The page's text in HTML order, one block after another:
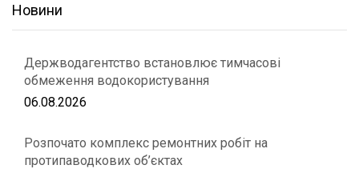
Новини
Держводагентство встановлює тимчасові
обмеження водокористування
06.08.2026
Розпочато комплекс ремонтних робіт на
протипаводкових об’єктах